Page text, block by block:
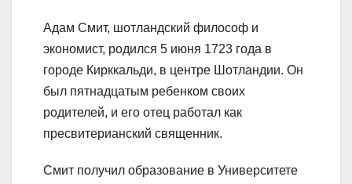
Адам Смит, шотландский философ и
экономист, родился 5 июня 1723 года в
городе Кирккальди, в центре Шотландии. Он
был пятнадцатым ребенком своих
родителей, и его отец работал как
пресвитерианский священник.
Смит получил образование в Университете